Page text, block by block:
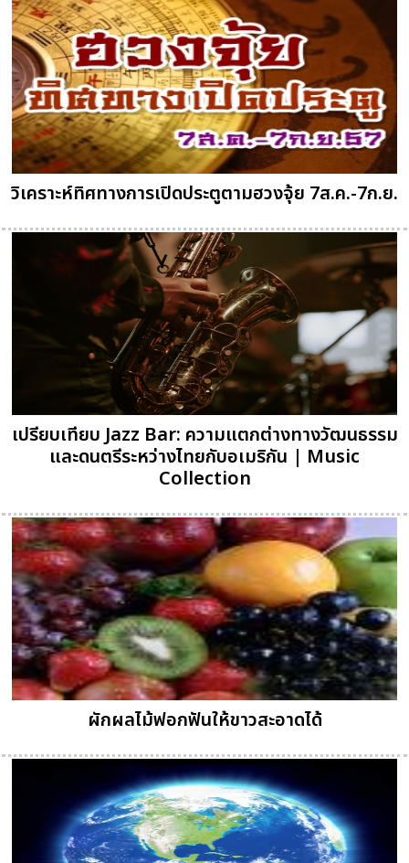
วิเคราะห์ทิศทางการเปิดประตูตามฮวงจุ้ย 7ส.ค.-7ก.ย.
เปรียบเทียบ Jazz Bar: ความแตกต่างทางวัฒนธรรม
และดนตรีระหว่างไทยกับอเมริกัน | Music
Collection
ผักผลไม้ฟอกฟันให้ขาวสะอาดได้